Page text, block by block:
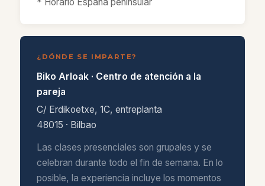
¿DÓNDE SE IMPARTE?
Biko Arloak · Centro de atención a la
pareja
C/ Erdikoetxe, 1C, entreplanta
48015 · Bilbao
Las clases presenciales son grupales y se
celebran durante todo el fin de semana. En lo
posible, la experiencia incluye los momentos